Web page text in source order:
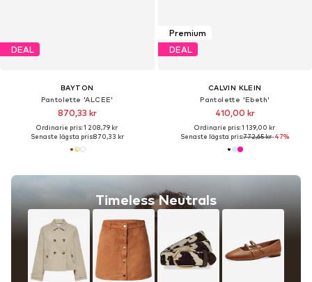
DEAL
BAYTON
Pantolette 'ALCEE'
870,33 kr
Ordinarie pris: 1 208,79 kr
Senaste lägsta pris:870,33 kr
Timeless Neutrals
Premium
DEAL
CALVIN KLEIN
Pantolette 'Ebeth'
410,00 kr
Ordinarie pris: 1 139,00 kr
Senaste lägsta pris:772,65 kr-47%